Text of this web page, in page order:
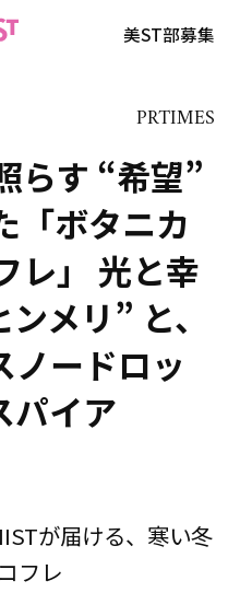
美ST部募集
PRTIMES
らす “希望”
「ボタニカ
レ」 光と幸
メリ” と、
ノードロッ
パイア
が届ける、寒い冬
フレ